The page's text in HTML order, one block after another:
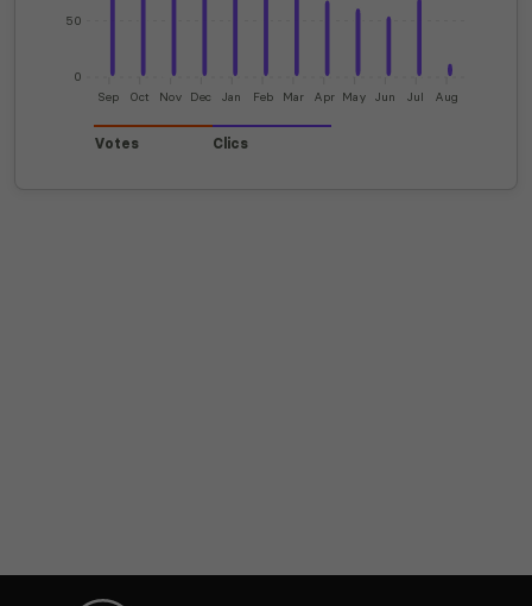
0
50
Sep Oct Nov Dec Jan Feb Mar Apr May Jun Jul Aug
Votes Clics